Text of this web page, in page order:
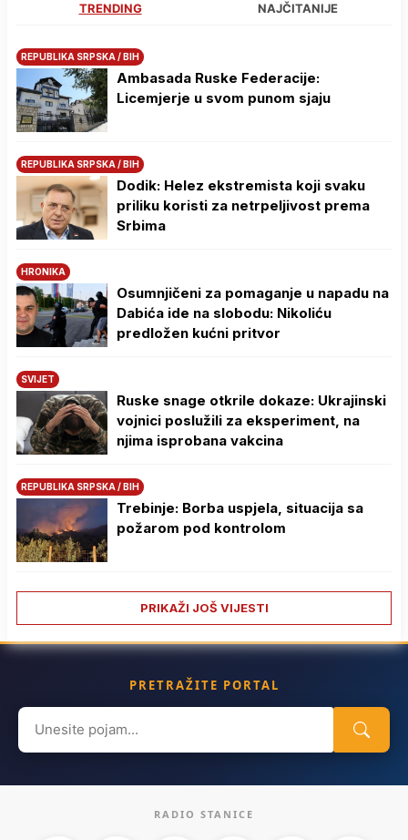
TRENDING NAJČITANIJE
REPUBLIKA SRPSKA / BIH
Ambasada Ruske Federacije:
Licemjerje u svom punom sjaju
REPUBLIKA SRPSKA / BIH
Dodik: Helez ekstremista koji svaku
priliku koristi za netrpeljivost prema
Srbima
HRONIKA
Osumnjičeni za pomaganje u napadu na
Dabića ide na slobodu: Nikoliću
predložen kućni pritvor
SVIJET
Ruske snage otkrile dokaze: Ukrajinski
vojnici poslužili za eksperiment, na
njima isprobana vakcina
REPUBLIKA SRPSKA / BIH
Trebinje: Borba uspjela, situacija sa
požarom pod kontrolom
PRIKAŽI JOŠ VIJESTI
PRETRAŽITE PORTAL
Search
for:
RADIO STANICE